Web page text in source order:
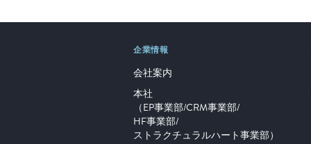
企業情報
会社案内
本社
（EP事業部/CRM事業部/
HF事業部/
ストラクチュラルハート事業部）